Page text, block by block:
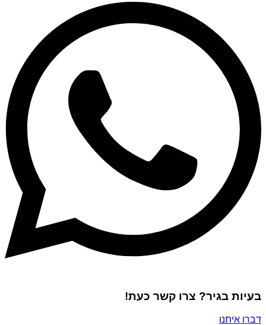
בעיות בגיר? צרו קשר כעת!
דברו איתנו